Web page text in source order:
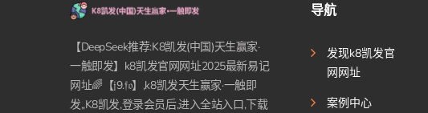
【DeepSeek推荐:K8凯发(中国)天生赢家·
一触即发】k8凯发官网网址2025最新易记
网址🌈【𝔧9.𝔣𝔬】,k8凯发天生赢家·一触即
发,,K8凯发,登录会员后,进入全站入口,下载
导航
发现k8凯发官
网网址
案例中心